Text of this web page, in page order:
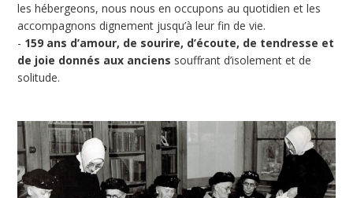
les hébergeons, nous nous en occupons au quotidien et les
accompagnons dignement jusqu’à leur fin de vie.
- 159 ans d’amour, de sourire, d’écoute, de tendresse et
de joie donnés aux anciens souffrant d’isolement et de
solitude.